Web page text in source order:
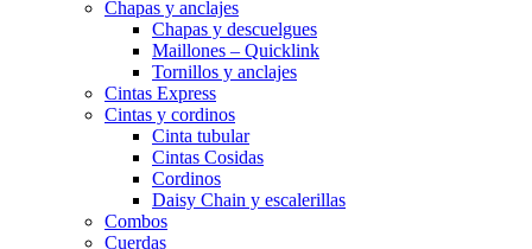
Chapas y anclajes
Chapas y descuelgues
Maillones – Quicklink
Tornillos y anclajes
Cintas Express
Cintas y cordinos
Cinta tubular
Cintas Cosidas
Cordinos
Daisy Chain y escalerillas
Combos
Cuerdas